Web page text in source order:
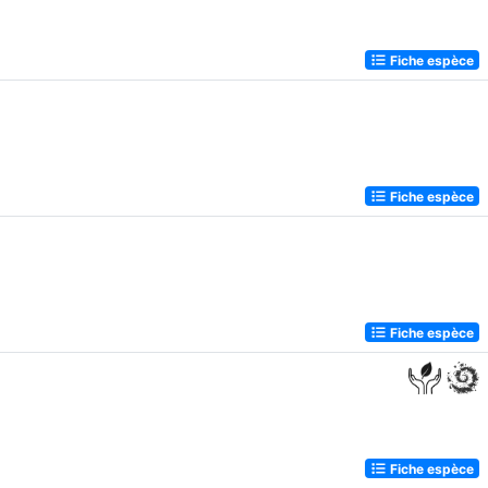
Fiche espèce
Fiche espèce
Fiche espèce
Fiche espèce